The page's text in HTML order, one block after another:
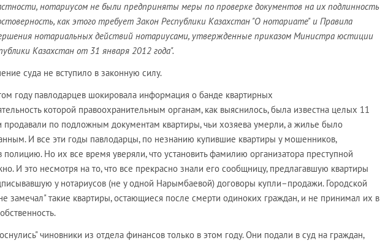
нотариусом не были предприняты меры по проверке документов на их подлинность
как этого требует Закон Республики Казахстан "О нотариате" и Правила
нотариальных действий нотариусами, утвержденные приказом Министра юстиции
Казахстан от 31 января 2012 года".
суда не вступило в законную силу.
году павлодарцев шокировала информация о банде квартирных
которой правоохранительным органам, как выяснилось, была известна целых 11
продавали по подложным документам квартиры, чьи хозяева умерли, а жилье было
И все эти годы павлодарцы, по незнанию купившие квартиры у мошенников,
Но их все время уверяли, что установить фамилию организатора преступной
И это несмотря на то, что все прекрасно знали его сообщницу, предлагавшую квартиры
у нотариусов (не у одной Нарымбаевой) договоры купли–продажи. Городской
замечал" такие квартиры, остающиеся после смерти одиноких граждан, и не принимал их в
чиновники из отдела финансов только в этом году. Они подали в суд на граждан,